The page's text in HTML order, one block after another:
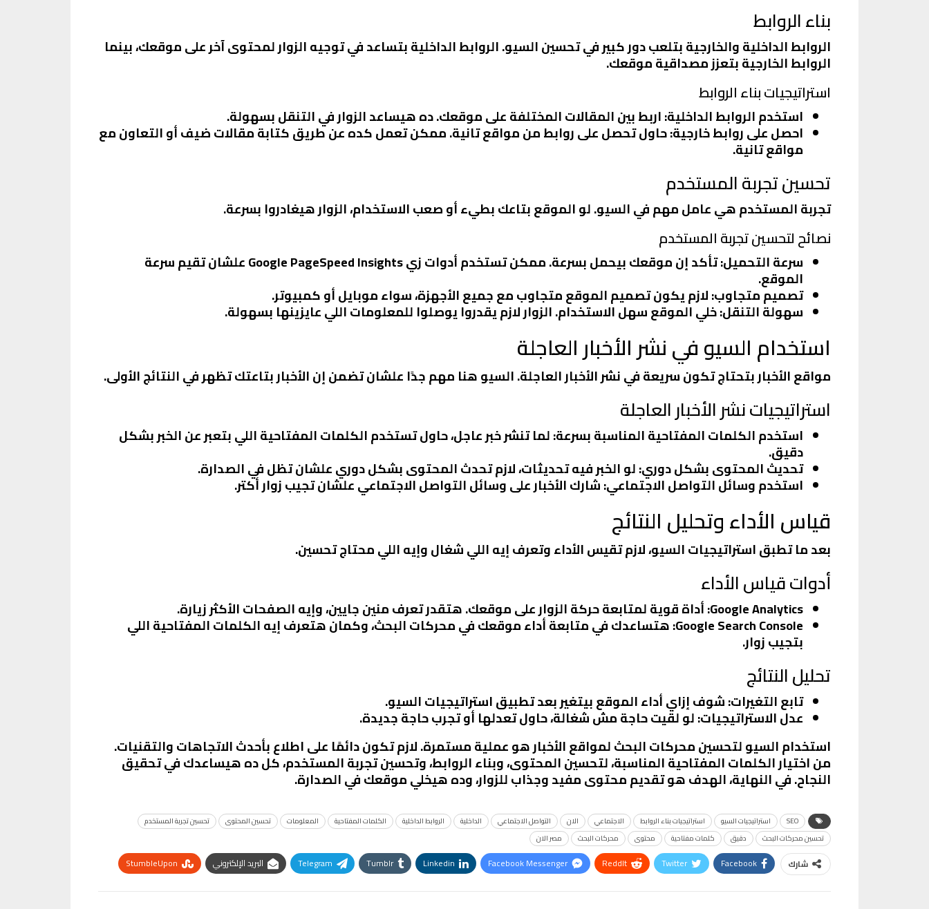
بناء الروابط
الروابط الداخلية والخارجية بتلعب دور كبير في تحسين السيو. الروابط الداخلية بتساعد في توجيه الزوار لمحتوى آخر على موقعك، بينما
الروابط الخارجية بتعزز مصداقية موقعك.
استراتيجيات بناء الروابط
استخدم الروابط الداخلية: اربط بين المقالات المختلفة على موقعك. ده هيساعد الزوار في التنقل بسهولة.
احصل على روابط خارجية: حاول تحصل على روابط من مواقع تانية. ممكن تعمل كده عن طريق كتابة مقالات ضيف أو التعاون مع
مواقع تانية.
تحسين تجربة المستخدم
تجربة المستخدم هي عامل مهم في السيو. لو الموقع بتاعك بطيء أو صعب الاستخدام، الزوار هيغادروا بسرعة.
نصائح لتحسين تجربة المستخدم
سرعة التحميل : تأكد إن موقعك بيحمل بسرعة. ممكن تستخدم أدوات زي Google PageSpeed Insights علشان تقيم سرعة
الموقع.
تصميم متجاوب: لازم يكون تصميم الموقع متجاوب مع جميع الأجهزة، سواء موبايل أو كمبيوتر.
سهولة التنقل: خلي الموقع سهل الاستخدام. الزوار لازم يقدروا يوصلوا للمعلومات اللي عايزينها بسهولة.
استخدام السيو في نشر الأخبار العاجلة
مواقع الأخبار بتحتاج تكون سريعة في نشر الأخبار العاجلة. السيو هنا مهم جدًا علشان تضمن إن الأخبار بتاعتك تظهر في النتائج الأولى.
استراتيجيات نشر الأخبار العاجلة
استخدم الكلمات المفتاحية المناسبة بسرعة: لما تنشر خبر عاجل، حاول تستخدم الكلمات المفتاحية اللي بتعبر عن الخبر بشكل
دقيق.
تحديث المحتوى بشكل دوري: لو الخبر فيه تحديثات، لازم تحدث المحتوى بشكل دوري علشان تظل في الصدارة.
استخدم وسائل التواصل الاجتماعي: شارك الأخبار على وسائل التواصل الاجتماعي علشان تجيب زوار أكتر.
قياس الأداء وتحليل النتائج
بعد ما تطبق استراتيجيات السيو، لازم تقيس الأداء وتعرف إيه اللي شغال وإيه اللي محتاج تحسين.
أدوات قياس الأداء
Google Analytics: أداة قوية لمتابعة حركة الزوار على موقعك. هتقدر تعرف منين جايين، وإيه الصفحات الأكثر زيارة.
Google Search Console: هتساعدك في متابعة أداء موقعك في محركات البحث، وكمان هتعرف إيه الكلمات المفتاحية اللي
بتجيب زوار.
تحليل النتائج
تابع التغيرات: شوف إزاي أداء الموقع بيتغير بعد تطبيق استراتيجيات السيو.
عدل الاستراتيجيات: لو لقيت حاجة مش شغالة، حاول تعدلها أو تجرب حاجة جديدة.
استخدام السيو لتحسين محركات البحث لمواقع الأخبار هو عملية مستمرة. لازم تكون دائمًا على اطلاع بأحدث الاتجاهات والتقنيات.
من اختيار الكلمات المفتاحية المناسبة، لتحسين المحتوى، وبناء الروابط، وتحسين تجربة المستخدم، كل ده هيساعدك في تحقيق
النجاح. في النهاية، الهدف هو تقديم محتوى مفيد وجذاب للزوار، وده هيخلي موقعك في الصدارة.
SEO استراتيجيات السيو استراتيجيات بناء الروابط الاجتماعي الان التواصل الاجتماعي الداخلية الروابط الداخلية الكلمات المفتاحية المعلومات تحسين المحتوى
تحسين تجربة المستخدم
تحسين محركات البحث
دقيق كلمات مفتاحية محتوى محركات البحث مصر الان
شارك Facebook
Twitter
ReddIt
Facebook Messenger
Linkedin
Tumblr
Telegram البريد الإلكتروني
StumbleUpon